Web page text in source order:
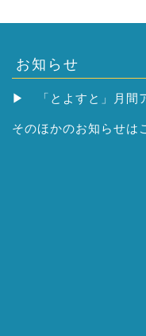
お知らせ
▶ 「とよすと」月
そのほかのお知らせは